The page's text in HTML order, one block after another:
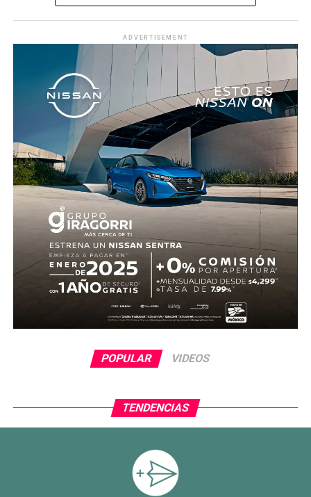
realizaron las diligencias correspondientes y el
levantamiento del cuerpo. Hasta el momento no se
cuenta con información sobre los agresores, y el cadáver
fue trasladado al Servicio Médico Forense en espera de
ser identificado, en tanto continúan las investigaciones.
ADVERTISEMENT
POPULAR VIDEOS
TENDENCIAS